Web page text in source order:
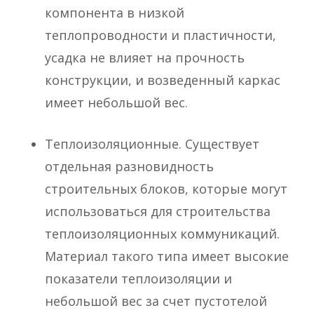
компонента в низкой
теплопроводности и пластичности,
усадка не влияет на прочность
конструкции, и возведенный каркас
имеет небольшой вес.
Теплоизоляционные. Существует
отдельная разновидность
строительных блоков, которые могут
использоваться для строительства
теплоизоляционных коммуникаций.
Материал такого типа имеет высокие
показатели теплоизоляции и
небольшой вес за счет пустотелой